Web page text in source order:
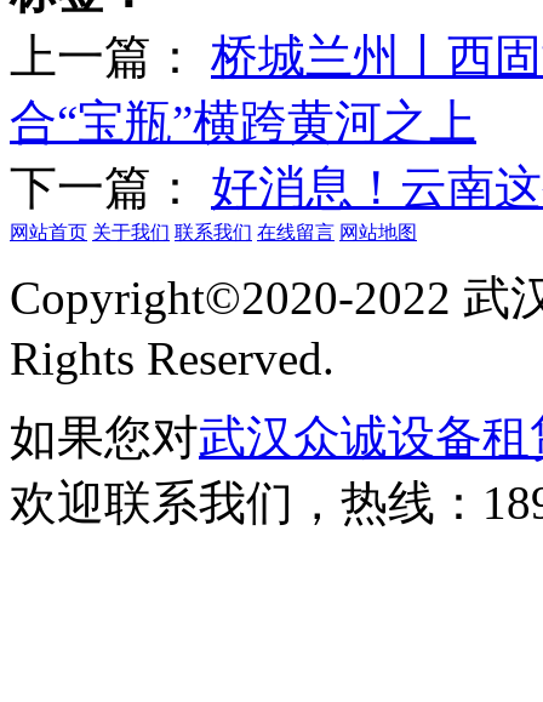
上一篇： 桥城兰州丨西
合“宝瓶”横跨黄河之上
下一篇： 好消息！云南
网站首页 关于我们 联系我们 在线留言 网站地图
Copyright©2020-2022
Rights Reserved.
如果您对武汉众诚设备
欢迎联系我们，热线：